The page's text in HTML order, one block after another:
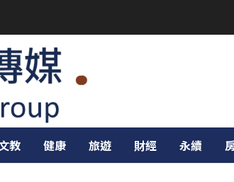
教 健康 旅遊 財經 永續